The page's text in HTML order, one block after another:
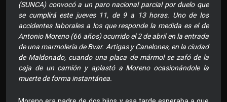
(SUNCA) convocó a un paro nacional parcial por duelo que
se cumplirá este jueves 11, de 9 a 13 horas. Uno de los
accidentes laborales a los que responde la medida es el de
Antonio Moreno (66 años) ocurrido el 2 de abril en la entrada
de una marmolería de Bvar. Artigas y Canelones, en la ciudad
de Maldonado, cuando una placa de mármol se zafó de la
caja de un camión y aplastó a Moreno ocasionándole la
muerte de forma instantánea.